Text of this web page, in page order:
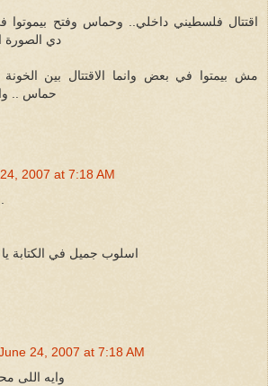
اقتتال فلسطيني داخلي.. وحماس وفتح
دي الصورة
مش بيمتوا في بعض وانما الاقتتال بين الخونة
حماس ..
2007 at 7:18 AM
اسلوب جميل في الكتابة
24, 2007 at 7:18 AM
وايه اللى